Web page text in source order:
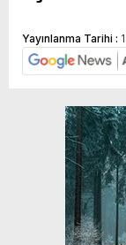
Yayınlanma Tarihi :